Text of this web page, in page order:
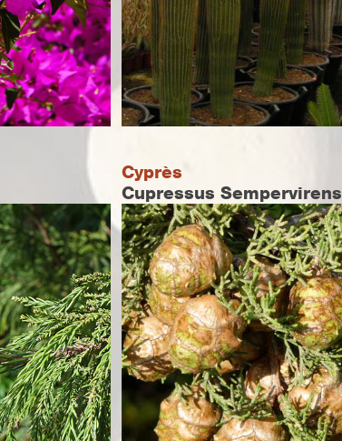
Cyprès
Cupressus Sempervirens